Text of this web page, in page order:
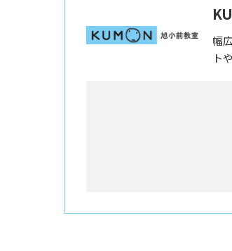
幅
ト